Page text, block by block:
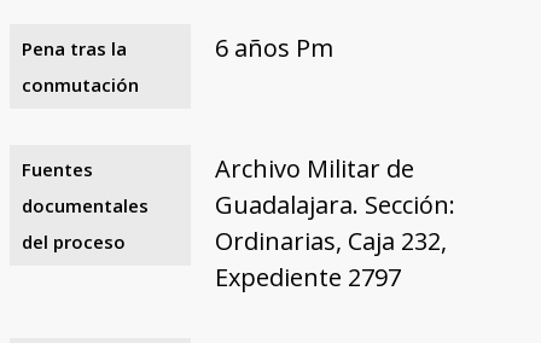
Pena tras la
conmutación
6 años Pm
Fuentes
documentales
del proceso
Archivo Militar de
Guadalajara. Sección:
Ordinarias, Caja 232,
Expediente 2797